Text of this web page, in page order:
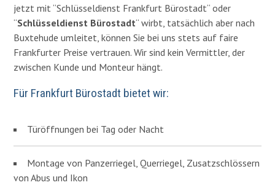
jetzt mit “Schlüsseldienst Frankfurt Bürostadt“ oder
“Schlüsseldienst Bürostadt“ wirbt, tatsächlich aber nach
Buxtehude umleitet, können Sie bei uns stets auf faire
Frankfurter Preise vertrauen.Wir sind kein Vermittler, der
zwischen Kunde und Monteur hängt.
Für Frankfurt Bürostadt bietet wir:
Türöffnungen bei Tag oder Nacht
Montage von Panzerriegel, Querriegel, Zusatzschlössern
von Abus und Ikon